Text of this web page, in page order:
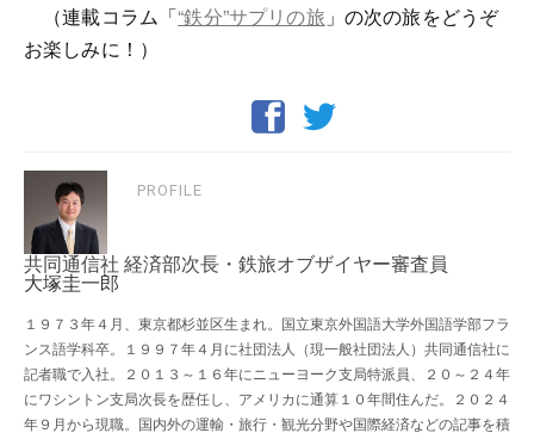
（連載コラム「“鉄分”サプリの旅 」の次の旅をどうぞ
お楽しみに！）
PROFILE
共同通信社 経済部次長・鉄旅オブザイヤー審査員
大塚圭一郎
１９７３年４月、東京都杉並区生まれ。国立東京外国語大学外国語学部フラ
ンス語学科卒。１９９７年４月に社団法人（現一般社団法人）共同通信社に
記者職で入社。２０１３～１６年にニューヨーク支局特派員、２０～２４年
にワシントン支局次長を歴任し、アメリカに通算１０年間住んだ。２０２４
年９月から現職。国内外の運輸・旅行・観光分野や国際経済などの記事を積